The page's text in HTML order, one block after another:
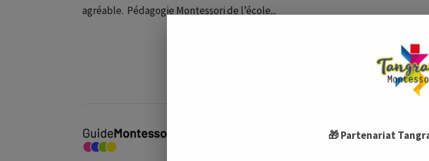
agréable. Pédagogie Montessori de l’école...
A
🎁 Partenariat